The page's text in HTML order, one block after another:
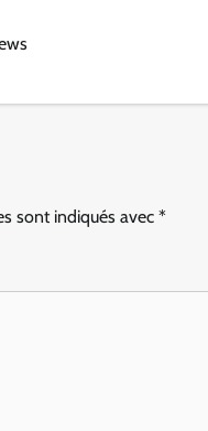
sont indiqués avec *